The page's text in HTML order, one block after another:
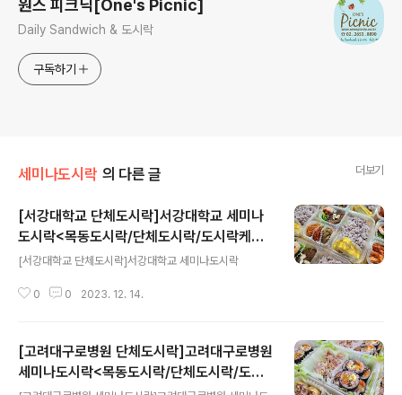
원스 피크닉[One's Picnic]
Daily Sandwich & 도시락
구독하기
세미나도시락 의 다른 글 더보기
[서강대학교 단체도시락]서강대학교 세미나
도시락<목동도시락/단체도시락/도시락케이
터링:원스피크닉>
[서강대학교 단체도시락]서강대학교 세미나도시락
0 0 2023. 12. 14.
[고려대구로병원 단체도시락]고려대구로병원
세미나도시락<목동도시락/단체도시락/도시